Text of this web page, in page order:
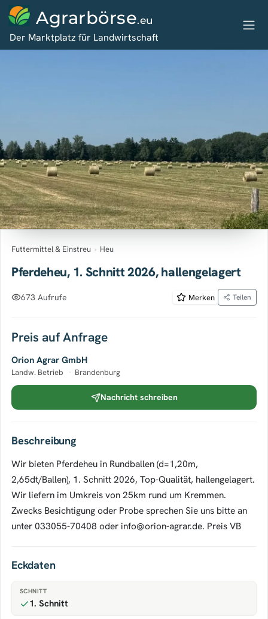
Agrarbörse.eu
Der Marktplatz für Landwirtschaft
Futtermittel & Einstreu › Heu
Pferdeheu, 1. Schnitt 2026, hallengelagert
673 Aufrufe Merken Teilen
Preis auf Anfrage
Orion Agrar GmbH
Landw. Betrieb · Brandenburg
Nachricht schreiben
Beschreibung
Wir bieten Pferdeheu in Rundballen (d=1,20m,
2,65dt/Ballen), 1. Schnitt 2026, Top-Qualität, hallengelagert.
Wir liefern im Umkreis von 25km rund um Kremmen.
Zwecks Besichtigung oder Probe sprechen Sie uns bitte an
unter 033055-70408 oder info@orion-agrar.de. Preis VB
Eckdaten
SCHNITT
1. Schnitt